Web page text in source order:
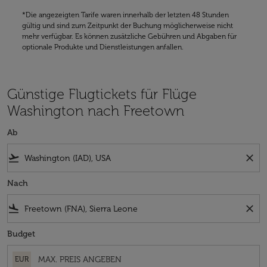
*Die angezeigten Tarife waren innerhalb der letzten 48 Stunden
gültig und sind zum Zeitpunkt der Buchung möglicherweise nicht
mehr verfügbar. Es können zusätzliche Gebühren und Abgaben für
optionale Produkte und Dienstleistungen anfallen.
Günstige Flugtickets für Flüge
Washington nach Freetown
Ab
flight_takeoff close
Nach
flight_land close
Budget
EUR